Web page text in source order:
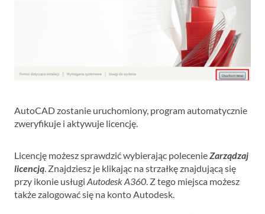
AutoCAD zostanie uruchomiony, program automatycznie
zweryfikuje i aktywuje licencję.
Licencję możesz sprawdzić wybierając polecenieZarządzaj
licencją. Znajdziesz je klikając na strzałkę znajdującą się
przy ikonie usługi Autodesk A360. Z tego miejsca możesz
także zalogować się na konto Autodesk.